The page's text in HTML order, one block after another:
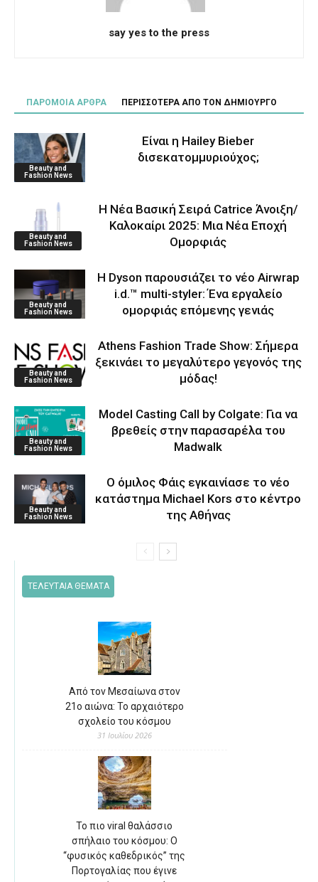
say yes to the press
ΠΑΡΟΜΟΙΑ ΑΡΘΡΑ ΠΕΡΙΣΣΟΤΕΡΑ ΑΠΟ ΤΟΝ ΔΗΜΙΟΥΡΓΟ
Beauty and
Fashion News
Είναι η Hailey Bieber
δισεκατομμυριούχος;
Beauty and
Fashion News
Η Νέα Βασική Σειρά Catrice Άνοιξη/
Καλοκαίρι 2025: Μια Νέα Εποχή
Ομορφιάς
Beauty and
Fashion News
Η Dyson παρουσιάζει το νέο Airwrap
i.d.™ multi-styler: Ένα εργαλείο
ομορφιάς επόμενης γενιάς
Beauty and
Fashion News
Athens Fashion Trade Show: Σήμερα
ξεκινάει το μεγαλύτερο γεγονός της
μόδας!
Beauty and
Fashion News
Model Casting Call by Colgate: Για να
βρεθείς στην παρασαρέλα του
Μadwalk
Beauty and
Fashion News
O όμιλος Φάις εγκαινίασε το νέο
κατάστημα Michael Kors στο κέντρο
της Αθήνας
ΤΕΛΕΥΤΑΙΑ ΘΕΜΑΤΑ
Από τον Μεσαίωνα στον
21ο αιώνα: Το αρχαιότερο
σχολείο του κόσμου
31 Ιουλίου 2026
Το πιο viral θαλάσσιο
σπήλαιο του κόσμου: Ο
“φυσικός καθεδρικός” της
Πορτογαλίας που έγινε